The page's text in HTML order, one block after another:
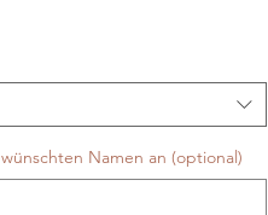
Namen an (optional)